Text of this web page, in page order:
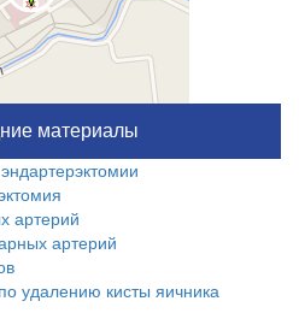
материалы
артерий
артерий
удалению кисты яичника